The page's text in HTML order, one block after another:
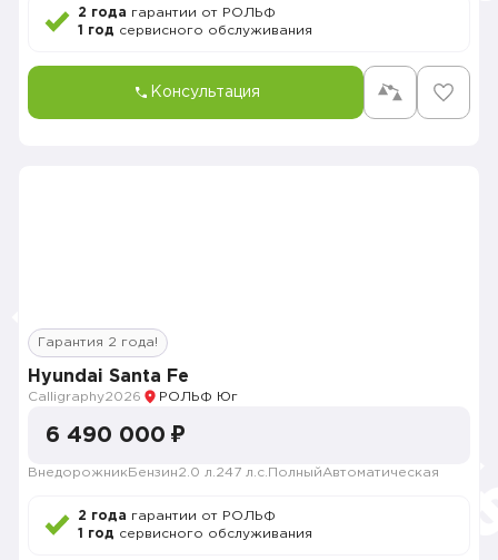
2 года гарантии от РОЛЬФ
1 год сервисного обслуживания
Консультация
Гарантия 2 года!
Hyundai Santa Fe
Calligraphy2026 РОЛЬФ Юг
6 490 000 ₽
Внедорожник Бензин2.0 л. 247 л.с. ПолныйАвтоматическая
2 года гарантии от РОЛЬФ
1 год сервисного обслуживания